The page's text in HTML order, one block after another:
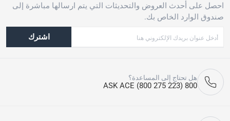
احصل على أحدث العروض والتحديثات التي يتم ارسالها مباشرة إلى
صندوق الوارد الخاص بك.
اشترك
هل تحتاج إلى المساعدة؟
800 ASK ACE (800 275 223)